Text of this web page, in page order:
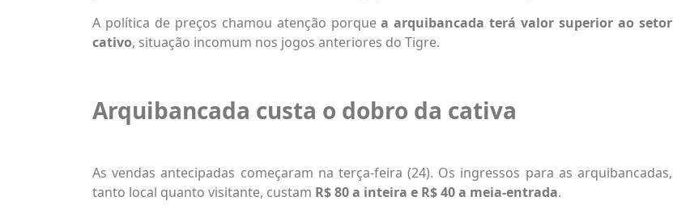
A política de preços chamou atenção porquea arquibancada terá valor superior ao setor
cativo, situação incomum nos jogos anteriores do Tigre.
Arquibancada custa o dobro da cativa
As vendas antecipadas começaram na terça-feira (24). Os ingressos para as arquibancadas,
tanto local quanto visitante, custam R$ 80 a inteira e R$ 40 a meia-entrada.